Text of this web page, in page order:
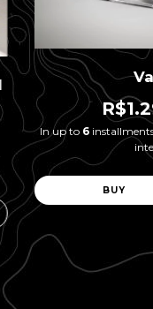
In up to 6